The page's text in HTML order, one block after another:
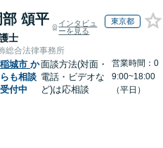
部 頌平
士
インタビュ
ーを見る
東京都
総合法律事務所
稲城市 か
らも相談
受付中
面談方法(対面・
電話・ビデオな
ど)は応相談
営業時間：0
9:00~18:00
（平日）